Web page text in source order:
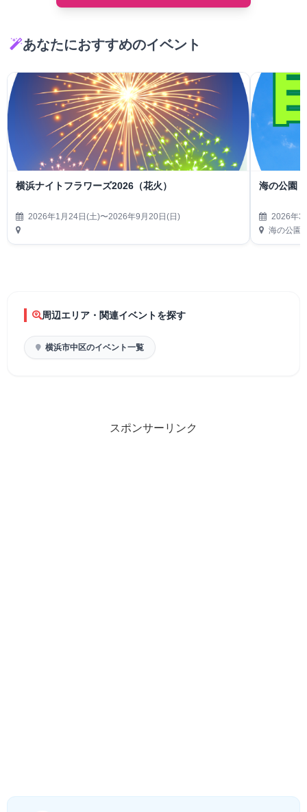
あなたにおすすめのイベント
横浜ナイトフラワーズ2026（花火）
2026年1月24日(土)〜2026年9月20日(日)
海の公園
2026年3
海の公園
周辺エリア・関連イベントを探す
横浜市中区のイベント一覧
スポンサーリンク